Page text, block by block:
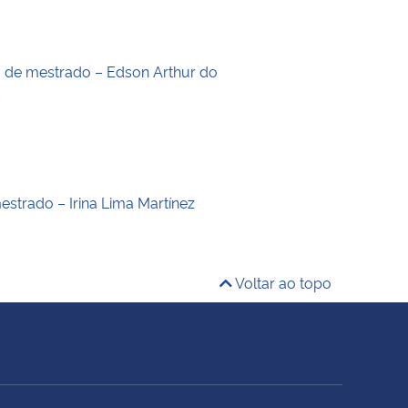
de mestrado – Edson Arthur do
– Irina Lima Martínez
Voltar ao topo